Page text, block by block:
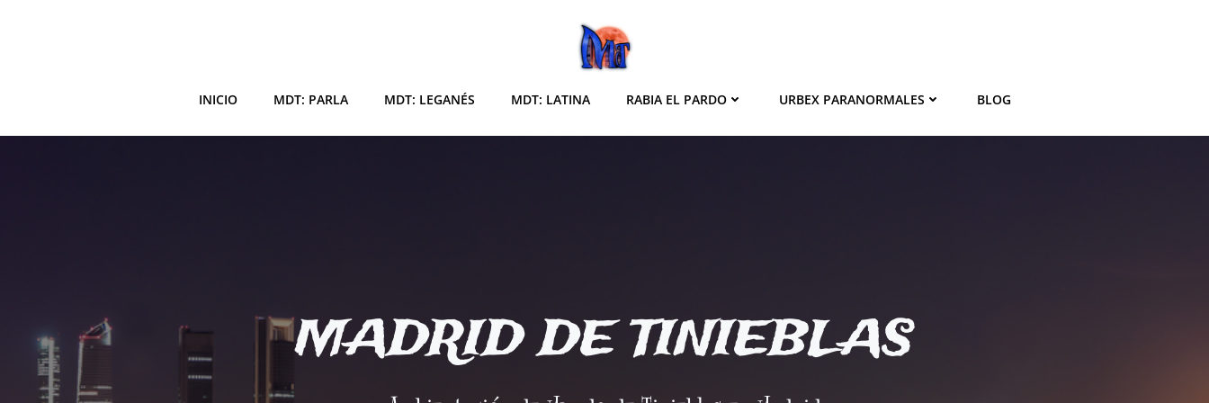
INICIO MDT: PARLA MDT: LEGANÉS MDT: LATINA RABIA EL PARDO URBEX PARANORMALES BLOG
MADRID DE TINIEBLAS